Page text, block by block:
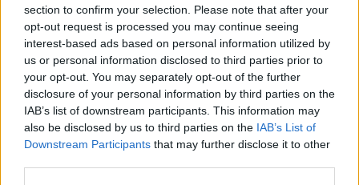
section to confirm your selection. Please note that after your
opt-out request is processed you may continue seeing
interest-based ads based on personal information utilized by
us or personal information disclosed to third parties prior to
your opt-out. You may separately opt-out of the further
disclosure of your personal information by third parties on the
IAB’s list of downstream participants. This information may
also be disclosed by us to third parties on the IAB’s List of
Downstream Participants that may further disclose it to other
» OTA SOFTWARE
Aktualizace firmware ze
satelitu
» VYHLEDÁVÁNÍ
...programů podle 'sítí'
» Dolby Digital
Programy v DD
» HDTV, 3DTV, 4K (UHD)